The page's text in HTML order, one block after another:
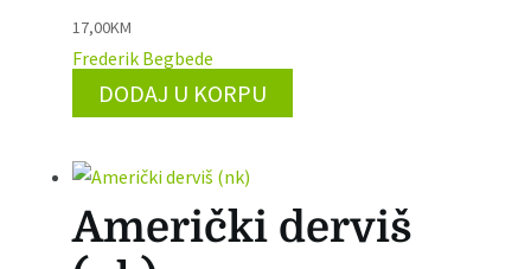
17,00KM
Frederik Begbede
DODAJ U KORPU
Američki derviš